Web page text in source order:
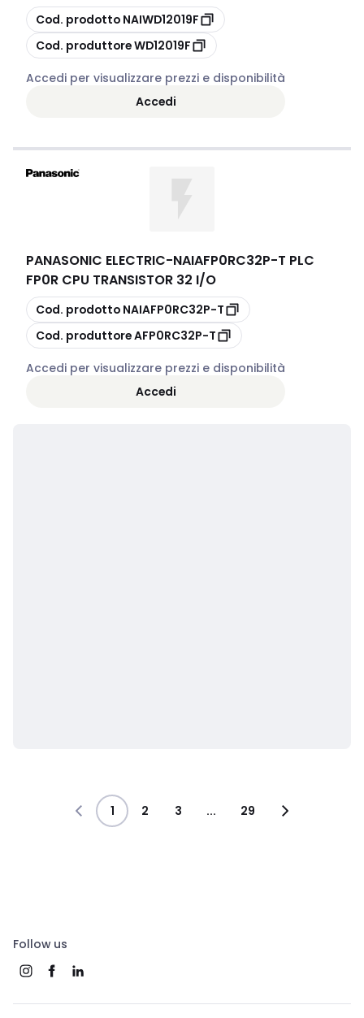
copia
Cod. prodotto NAIWD12019F
copia
Cod. produttoreWD12019F
Accedi per visualizzare prezzi e disponibilità
Accedi
PANASONIC ELECTRIC-NAIAFP0RC32P-T PLC
FP0R CPU TRANSISTOR 32 I/O
copia
Cod. prodotto NAIAFP0RC32P-T
copia
Cod. produttoreAFP0RC32P-T
Accedi per visualizzare prezzi e disponibilità
Accedi
1 2 3 ... 29
Follow us